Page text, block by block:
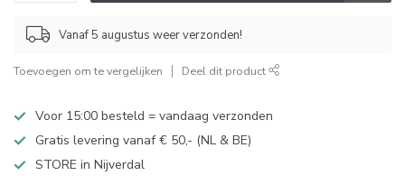
Vanaf 5 augustus weer verzonden!
Toevoegen om te vergelijken Deel dit product
Voor 15:00 besteld = vandaag verzonden
Gratis levering vanaf € 50,- (NL & BE)
STORE in Nijverdal